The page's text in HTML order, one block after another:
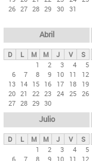
n
c
i
p
e
s
26 27 28 29 30 31
Abril
D L M M J V
S
1
2 3 4
5
6
7 8 9 10 11
12
13 14 15 16 17 18
19
20 21 22 23 24 25 26
27 28 29 30
Julio
D L M M J V
S
1
2 3 4
5
6
7 8 9 10 11 12